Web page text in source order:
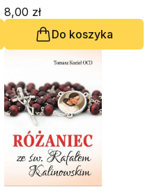
8,00 zł
Do koszyka